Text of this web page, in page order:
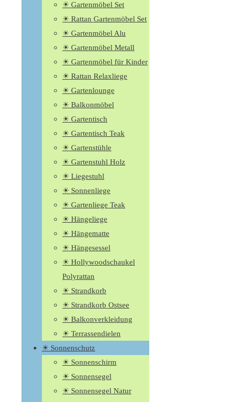
☀ Gartenmöbel Set
☀ Rattan Gartenmöbel Set
☀ Gartenmöbel Alu
☀ Gartenmöbel Metall
☀ Gartenmöbel für Kinder
☀ Rattan Relaxliege
☀ Gartenlounge
☀ Balkonmöbel
☀ Gartentisch
☀ Gartentisch Teak
☀ Gartenstühle
☀ Gartenstuhl Holz
☀ Liegestuhl
☀ Sonnenliege
☀ Gartenliege Teak
☀ Hängeliege
☀ Hängematte
☀ Hängesessel
☀ Hollywoodschaukel
Polyrattan
☀ Strandkorb
☀ Strandkorb Ostsee
☀ Balkonverkleidung
☀ Terrassendielen
☀ Sonnenschutz
☀ Sonnenschirm
☀ Sonnensegel
☀ Sonnensegel Natur